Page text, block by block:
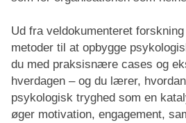
Ud fra veldokumenteret
metoder til at opbygge
du med praksisnære cases og
hverdagen – og du lærer,
psykologisk tryghed som en
øger motivation, engagement,